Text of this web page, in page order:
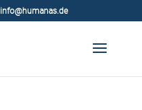
info@humanas.de